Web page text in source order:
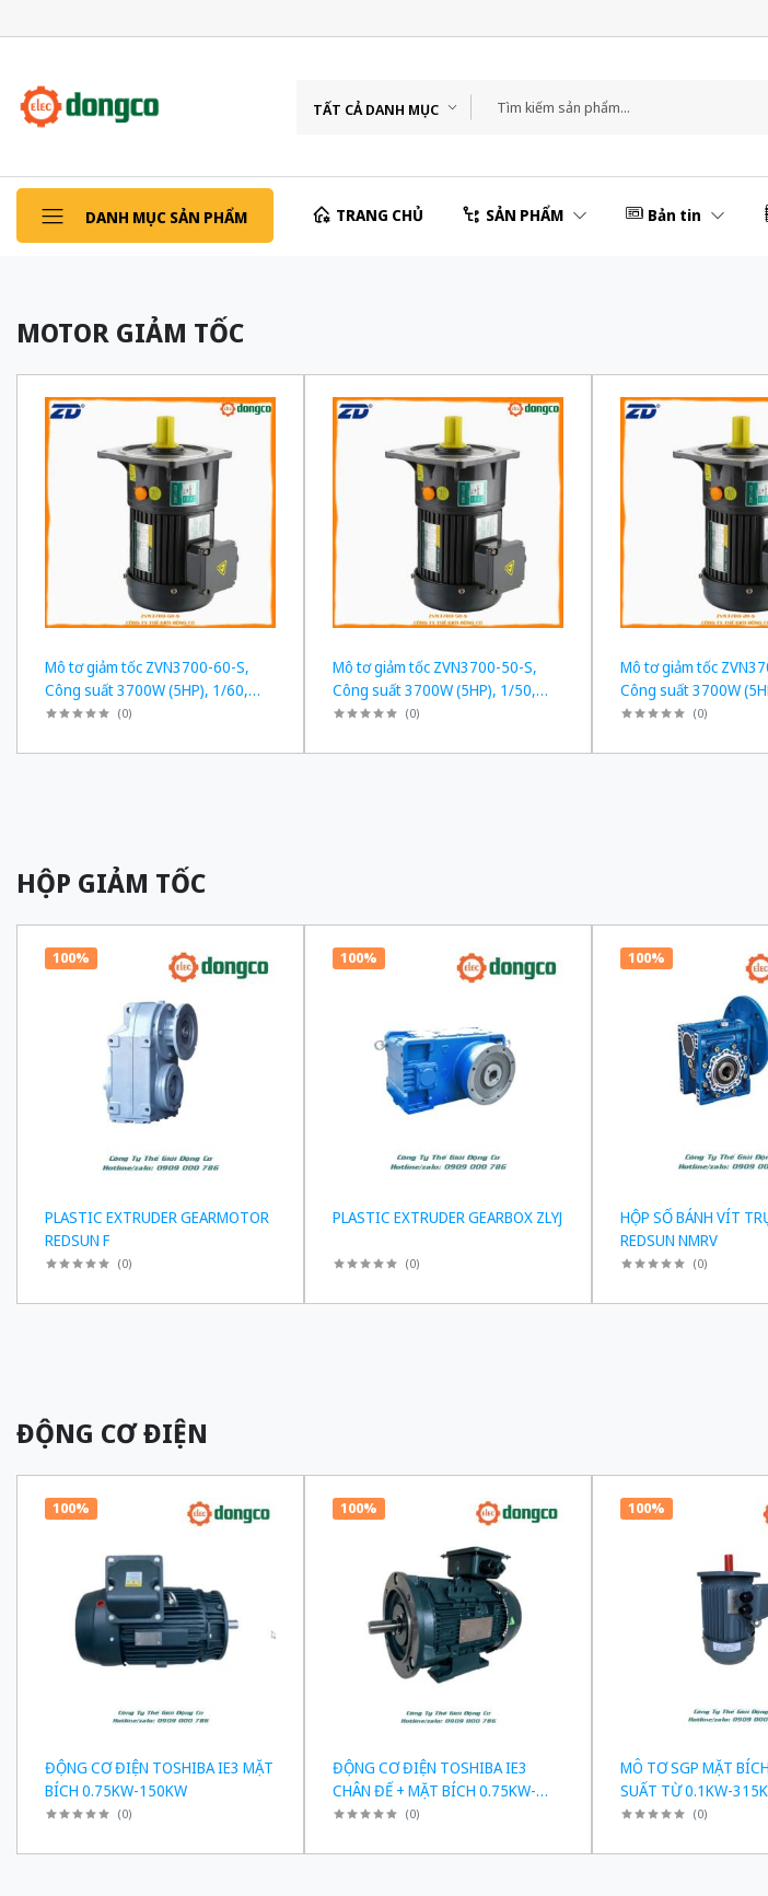
TẤT CẢ DANH MỤC
DANH MỤC SẢN PHẨM TRANG CHỦ SẢN PHẨM Bản tin
MOTOR GIẢM TỐC
Mô tơ giảm tốc ZVN3700-60-S,
Công suất 3700W (5HP), 1/60,
Chân đế
(0)
Mô tơ giảm tốc ZVN3700-50-S,
Công suất 3700W (5HP), 1/50,
Chân đế
(0)
Mô tơ giảm tốc
Công suất 3700W
Chân đế
(0)
HỘP GIẢM TỐC
100%
PLASTIC EXTRUDER GEARMOTOR
REDSUN F
(0)
100%
PLASTIC EXTRUDER GEARBOX ZLYJ
(0)
100%
HỘP SỐ BÁNH VÍT
REDSUN NMRV
(0)
ĐỘNG CƠ ĐIỆN
100%
ĐỘNG CƠ ĐIỆN TOSHIBA IE3 MẶT
BÍCH 0.75KW-150KW
(0)
100%
ĐỘNG CƠ ĐIỆN TOSHIBA IE3
CHÂN ĐẾ + MẶT BÍCH 0.75KW-
150KW
(0)
100%
MÔ TƠ SGP MẶT
SUẤT TỪ 0.1KW-
(0)